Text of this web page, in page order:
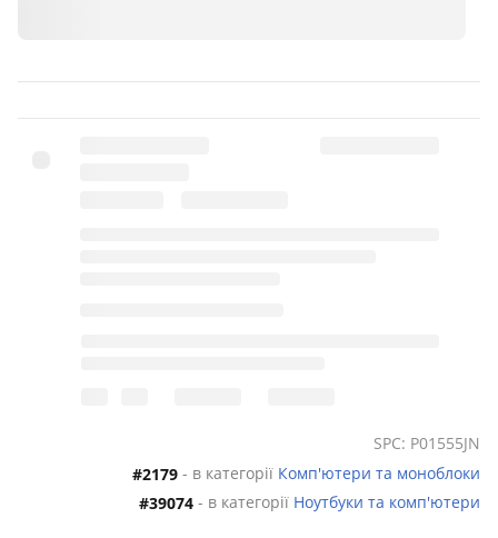
SPC: P01555JN
#2179 - в категорії Комп'ютери та моноблоки
#39074 - в категорії Ноутбуки та комп'ютери